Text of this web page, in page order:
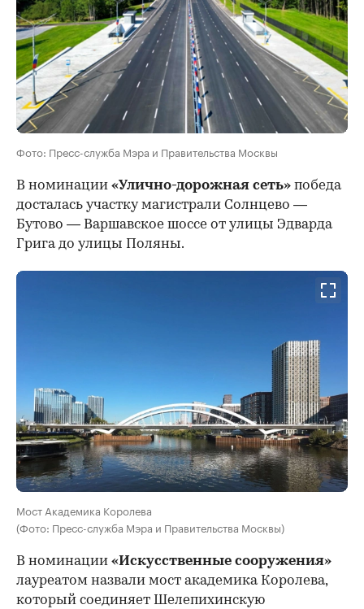
Фото: Пресс-служба Мэра и Правительства Москвы
В номинации «Улично-дорожная сеть» победа
досталась участку магистрали Солнцево —
Бутово — Варшавское шоссе от улицы Эдварда
Грига до улицы Поляны.
Мост Академика Королева
(Фото: Пресс-служба Мэра и Правительства Москвы)
В номинации «Искусственные сооружения»
лауреатом назвали мост академика Королева,
который соединяет Шелепихинскую